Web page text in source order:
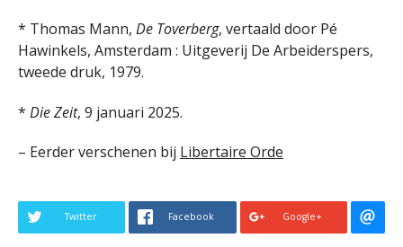
* Thomas Mann, De Toverberg, vertaald door Pé
Hawinkels, Amsterdam : Uitgeverij De Arbeiderspers,
tweede druk, 1979.
* Die Zeit, 9 januari 2025.
– Eerder verschenen bij Libertaire Orde
Twitter Facebook Google+